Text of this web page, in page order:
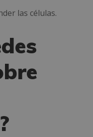
las células.